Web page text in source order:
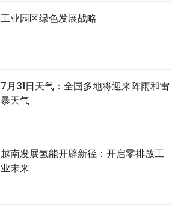
工业园区绿色发展战略
7月31日天气：全国多地将迎来阵雨和雷
暴天气
越南发展氢能开辟新径：开启零排放工
业未来